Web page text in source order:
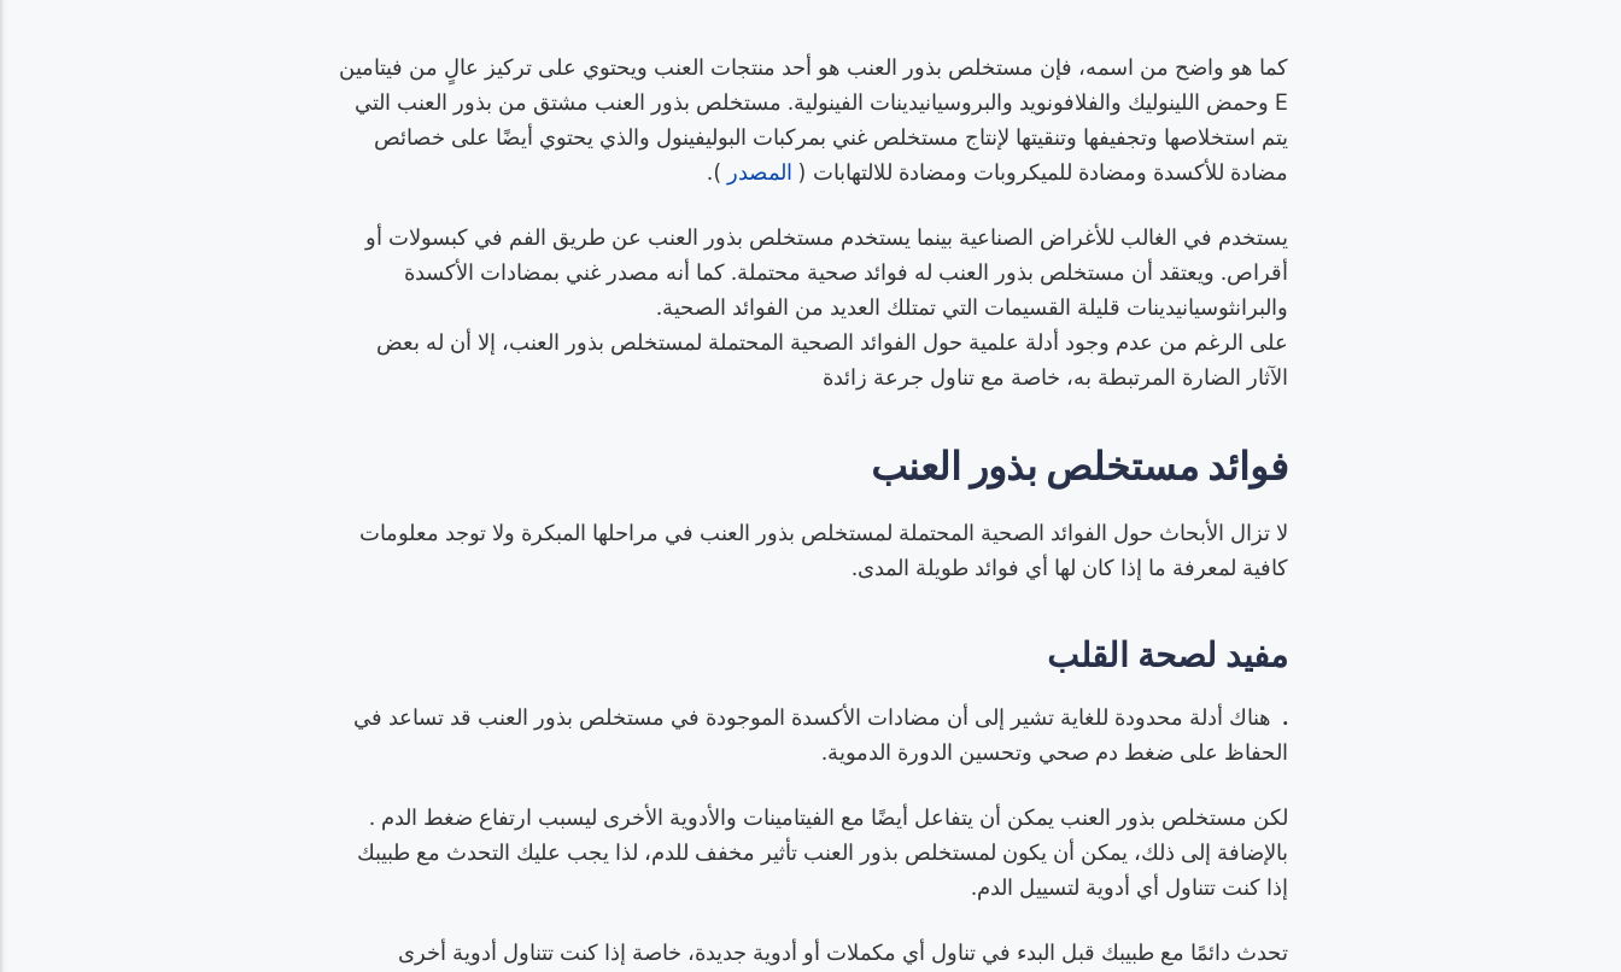
كما هو واضح من اسمه، فإن مستخلص بذور العنب هو أحد منتجات العنب ويحتوي على تركيز عالٍ من فيتامين
E وحمض اللينوليك والفلافونويد والبروسيانيدينات الفينولية. مستخلص بذور العنب مشتق من بذور العنب التي
يتم استخلاصها وتجفيفها وتنقيتها لإنتاج مستخلص غني بمركبات البوليفينول والذي يحتوي أيضًا على خصائص
مضادة للأكسدة ومضادة للميكروبات ومضادة للالتهابات ( المصدر ).
يستخدم في الغالب للأغراض الصناعية بينما يستخدم مستخلص بذور العنب عن طريق الفم في كبسولات أو
أقراص. ويعتقد أن مستخلص بذور العنب له فوائد صحية محتملة. كما أنه مصدر غني بمضادات الأكسدة
والبرانثوسيانيدينات قليلة القسيمات التي تمتلك العديد من الفوائد الصحية.
على الرغم من عدم وجود أدلة علمية حول الفوائد الصحية المحتملة لمستخلص بذور العنب، إلا أن له بعض
الآثار الضارة المرتبطة به، خاصة مع تناول جرعة زائدة
فوائد مستخلص بذور العنب
لا تزال الأبحاث حول الفوائد الصحية المحتملة لمستخلص بذور العنب في مراحلها المبكرة ولا توجد معلومات
كافية لمعرفة ما إذا كان لها أي فوائد طويلة المدى.
مفيد لصحة القلب
. هناك أدلة محدودة للغاية تشير إلى أن مضادات الأكسدة الموجودة في مستخلص بذور العنب قد تساعد في
الحفاظ على ضغط دم صحي وتحسين الدورة الدموية.
لكن مستخلص بذور العنب يمكن أن يتفاعل أيضًا مع الفيتامينات والأدوية الأخرى ليسبب ارتفاع ضغط الدم .
بالإضافة إلى ذلك، يمكن أن يكون لمستخلص بذور العنب تأثير مخفف للدم، لذا يجب عليك التحدث مع طبيبك
إذا كنت تتناول أي أدوية لتسييل الدم.
تحدث دائمًا مع طبيبك قبل البدء في تناول أي مكملات أو أدوية جديدة، خاصة إذا كنت تتناول أدوية أخرى